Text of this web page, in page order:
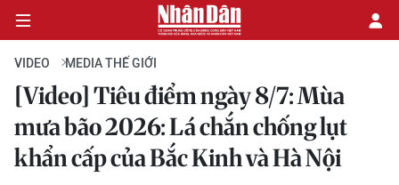
CHÍNH TRỊ
KINH TẾ
VIDEO MEDIA THẾ GIỚI
[Video] Tiêu điểm ngày 8/7: Mùa
mưa bão 2026: Lá chắn chống lụt
khẩn cấp của Bắc Kinh và Hà Nội